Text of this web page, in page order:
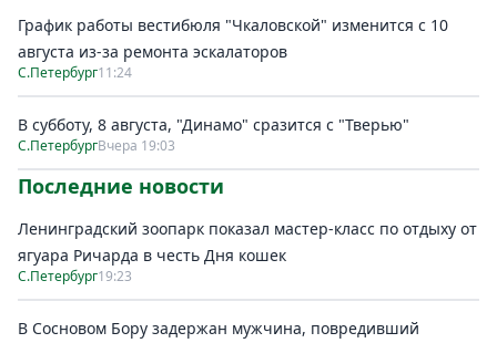
График работы вестибюля "Чкаловской" изменится с 10
августа из-за ремонта эскалаторов
С.Петербург11:24
В субботу, 8 августа, "Динамо" сразится с "Тверью"
С.ПетербургВчера 19:03
Последние новости
Ленинградский зоопарк показал мастер-класс по отдыху от
ягуара Ричарда в честь Дня кошек
С.Петербург19:23
В Сосновом Бору задержан мужчина, повредивший